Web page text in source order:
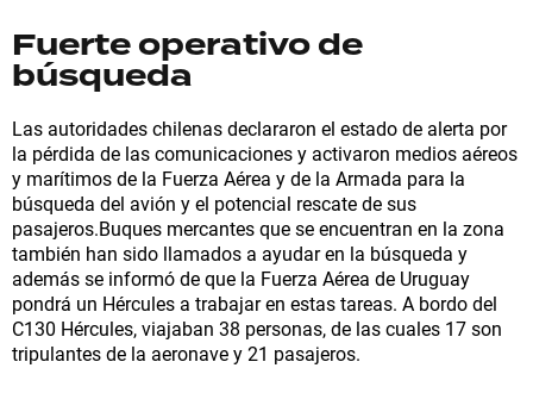
Fuerte operativo de
búsqueda
Las autoridades chilenas declararon el estado de alerta por
la pérdida de las comunicaciones y activaron medios aéreos
y marítimos de la Fuerza Aérea y de la Armada para la
búsqueda del avión y el potencial rescate de sus
pasajeros.Buques mercantes que se encuentran en la zona
también han sido llamados a ayudar en la búsqueda y
además se informó de que la Fuerza Aérea de Uruguay
pondrá un Hércules a trabajar en estas tareas. A bordo del
C130 Hércules, viajaban 38 personas, de las cuales 17 son
tripulantes de la aeronave y 21 pasajeros.